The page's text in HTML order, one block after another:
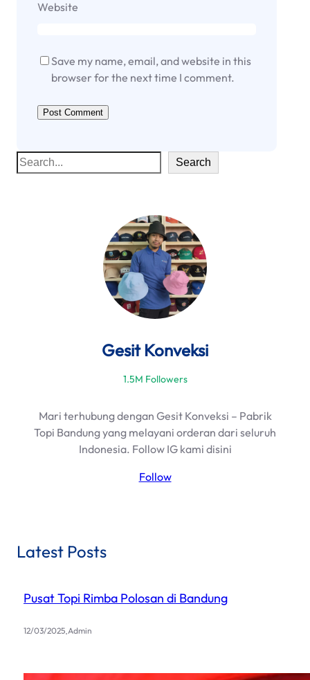
Website
Save my name, email, and website in this
browser for the next time I comment.
S
e
Search
Gesit Konveksi
1.5M Followers
Mari terhubung dengan Gesit Konveksi – Pabrik
Topi Bandung yang melayani orderan dari seluruh
Indonesia. Follow IG kami disini
Follow
Latest Posts
Pusat Topi Rimba Polosan di Bandung
12/03/2025.Admin